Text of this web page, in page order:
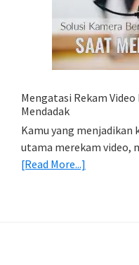
Foto
Di
HP
(Export
Import
Mengatasi Rekam
Mendadak
Kamu yang menjadikan
utama merekam video,
[Read More...]